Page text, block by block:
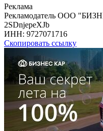
Реклама
Рекламодатель ООО
2SDnjepeXJb
ИНН: 9727071716
Скопировать ссылку